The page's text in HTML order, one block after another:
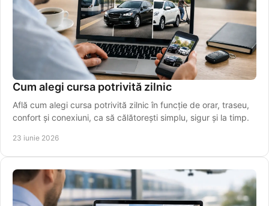
Cum alegi cursa potrivită zilnic
Află cum alegi cursa potrivită zilnic în funcție de orar, traseu,
confort și conexiuni, ca să călătorești simplu, sigur și la timp.
23 iunie 2026